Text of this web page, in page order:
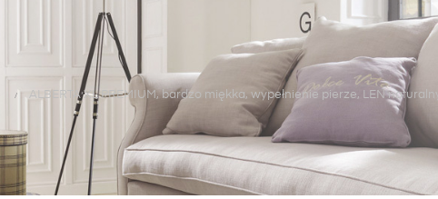
ALBERTA XL PREMIUM, bardzo miękka, wypełnienie pierze, LEN